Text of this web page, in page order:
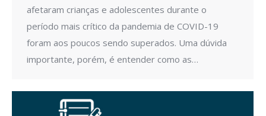
afetaram crianças e adolescentes durante o
período mais crítico da pandemia de COVID-19
foram aos poucos sendo superados. Uma dúvida
importante, porém, é entender como as…